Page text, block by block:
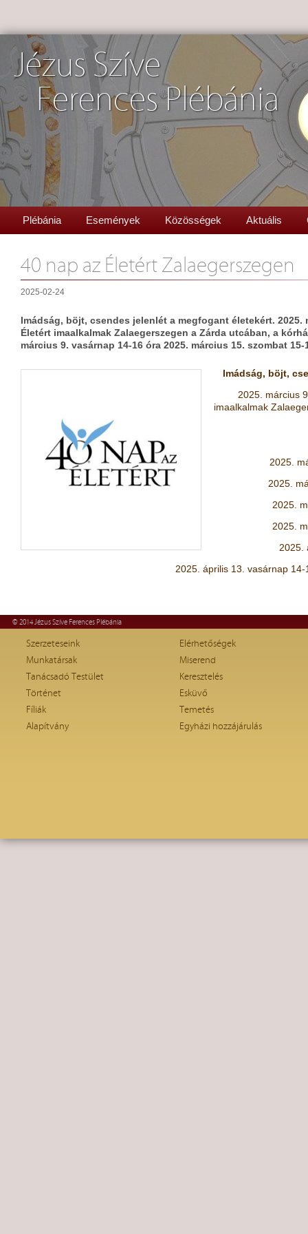
Jézus Szíve
Ferences Plébánia
Plébánia Események Közösségek Aktuális
40 nap az Életért Zalaegerszegen
2025-02-24
Imádság, böjt, csendes jelenlét a megfogant életekért.
Életért imaalkalmak Zalaegerszegen a Zárda utcában, a
március 9. vasárnap 14-16 óra 2025. március 15. szombat
Imádság, böjt,
2025. március
imaalkalmak
2025.
2025.
2025.
2025.
2025.
2025. április 13. vasárnap 14-
© 2014 Jézus Szíve Ferences Plébánia
Szerzeteseink
Munkatársak
Tanácsadó Testület
Történet
Fíliák
Alapítvány
Elérhetőségek
Miserend
Keresztelés
Esküvő
Temetés
Egyházi hozzájárulás